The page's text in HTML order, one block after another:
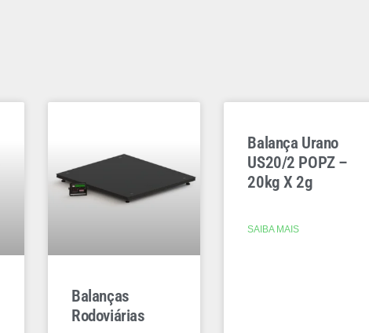
Balanças
Rodoviárias
Balança Urano
US20/2 POPZ –
20kg X 2g
SAIBA MAIS